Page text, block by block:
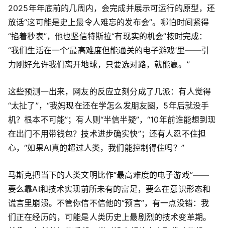
2025年年底前的几周内，会完成并展示可运行的原型，还
放话“这可能是史上最令人难忘的发布会”。哪怕时间紧得
“掐着秒表”，他也坚信特斯拉“有现实的机会”按时完成：
“我们生活在一个‘最高难度但能通关的电子游戏’里——引
力刚好允许我们离开地球，只要选对路，就能赢。”
这些预测一出来，网友的反应立刻分成了几派：有人觉得
“太扯了”，“我妈现在还在学怎么发朋友圈，5年后就没手
机？根本不可能”；有人则“半信半疑”，“10年前谁能想到现
在出门不用带钱包？技术进步确实快”；还有人忍不住担
心，“如果AI真的超过人类，我们能控制得住吗？”
马斯克把当下的人类文明比作“最高难度的电子游戏”——
要么靠AI和技术实现前所未有的富足，要么在意识形态和
谎言里崩溃。不管你信不信他的“预言”，有一点没错：我
们正在经历的，可能是人类历史上最剧烈的技术变革期。